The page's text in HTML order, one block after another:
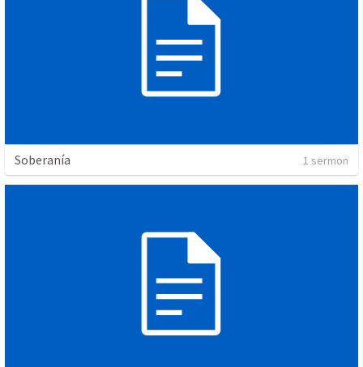
Soberanía 1 sermon